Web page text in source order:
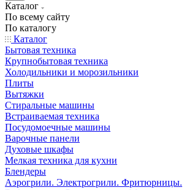
Каталог
По всему сайту
По каталогу
Каталог
Бытовая техника
Крупнобытовая техника
Холодильники и морозильники
Плиты
Вытяжки
Стиральные машины
Встраиваемая техника
Посудомоечные машины
Варочные панели
Духовые шкафы
Мелкая техника для кухни
Блендеры
Аэрогрили. Электрогрили. Фритюрницы.